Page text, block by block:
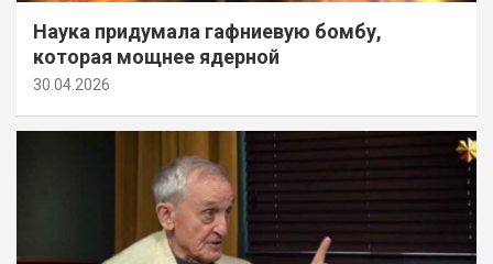
Наука придумала гафниевую бомбу,
которая мощнее ядерной
30.04.2026